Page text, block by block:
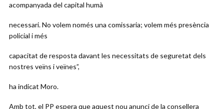
acompanyada del capital humà
necessari. No volem només una comissaria; volem més presència
policial i més
capacitat de resposta davant les necessitats de seguretat dels
nostres veïns i veïnes”,
ha indicat Moro.
Amb tot, el PP espera que aquest nou anunci de la consellera